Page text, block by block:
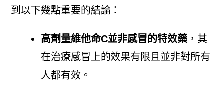
到以下幾點重要的結論：
高劑量維他命C並非感冒的特效藥，其
在治療感冒上的效果有限且並非對所有
人都有效。